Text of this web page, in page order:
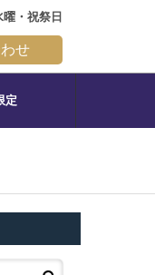
・祝祭日
せ
定